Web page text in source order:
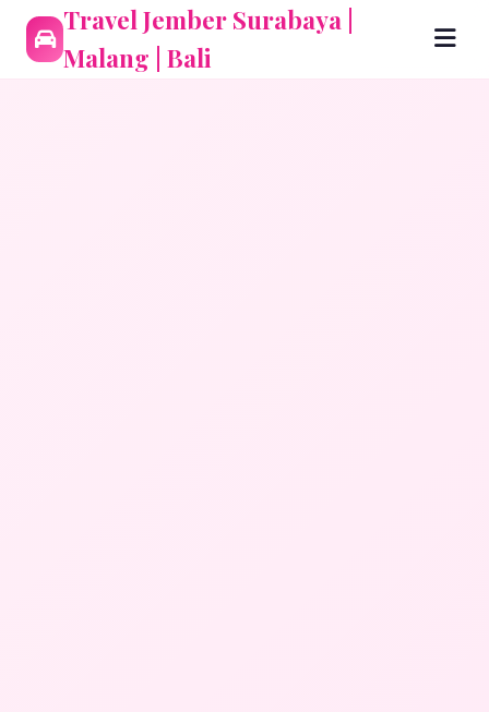
Travel Jember Surabaya |
Malang | Bali